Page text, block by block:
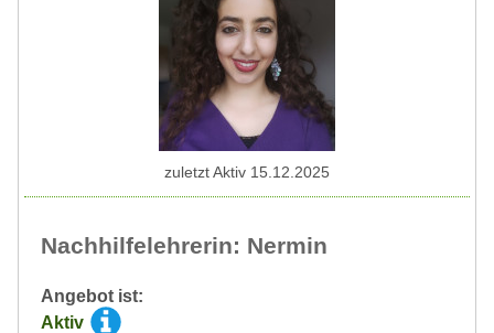
Nachhilfelehrerin: Nermin
Angebot ist:
Aktiv
zuletzt Aktiv 15.12.2025